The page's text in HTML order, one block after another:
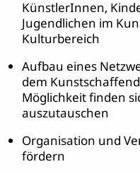
KünstlerInnen,
Jugendlichen im
Kulturbereich
Aufbau eines
dem
Möglichkeit finden
auszutauschen
Organisation und
fördern